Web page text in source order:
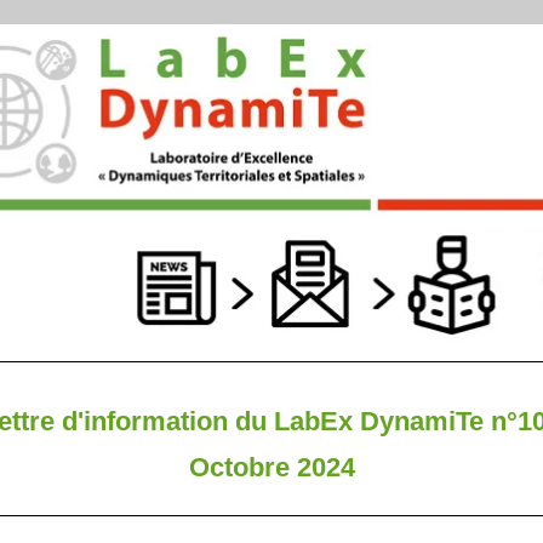
d'information du LabEx DynamiTe
Octobre 2024